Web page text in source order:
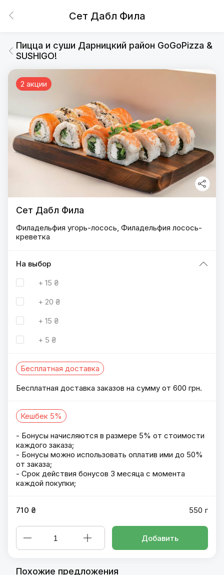
Сет Дабл Фила
Пицца и суши Дарницкий район GoGoPizza &
SUSHIGO!
2 акции
Сет Дабл Фила
Филадельфия угорь-лосось, Филадельфия лосось-
креветка
На выбор
+ 15 ₴
+ 20 ₴
+ 15 ₴
+ 5 ₴
Бесплатная доставка
Бесплатная доставка заказов на сумму от 600 грн.
Кешбек 5%
- Бонусы начисляются в размере 5% от стоимости
каждого заказа;
- Бонусы можно использовать оплатив ими до 50%
от заказа;
- Срок действия бонусов 3 месяца с момента
каждой покупки;
710 ₴ 550 г
Добавить
Похожие предложения